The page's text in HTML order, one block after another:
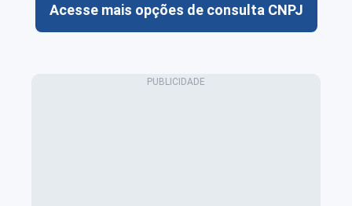
Acesse mais opções de consulta CNPJ